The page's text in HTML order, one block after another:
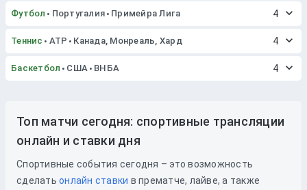
Футбол Португалия Примейра Лига 4
Теннис ATP Канада, Монреаль, Хард 4
Баскетбол США ВНБА 4
Топ матчи сегодня: спортивные трансляции
онлайн и ставки дня
Спортивные события сегодня – это возможность
сделать онлайн ставки в прематче, лайве, а также